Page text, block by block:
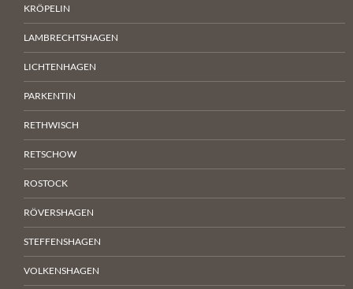
KRÖPELIN
LAMBRECHTSHAGEN
LICHTENHAGEN
PARKENTIN
RETHWISCH
RETSCHOW
ROSTOCK
RÖVERSHAGEN
STEFFENSHAGEN
VOLKENSHAGEN